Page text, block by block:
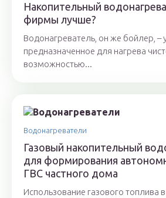
Накопительный
фирмы лучше?
Водонагреватель, он же бойлер, –
предназначенное для нагрева
возможностью...
Водонагреватели
Газовый накопительный
для формирования
ГВС частного дома
Использование газового топлива